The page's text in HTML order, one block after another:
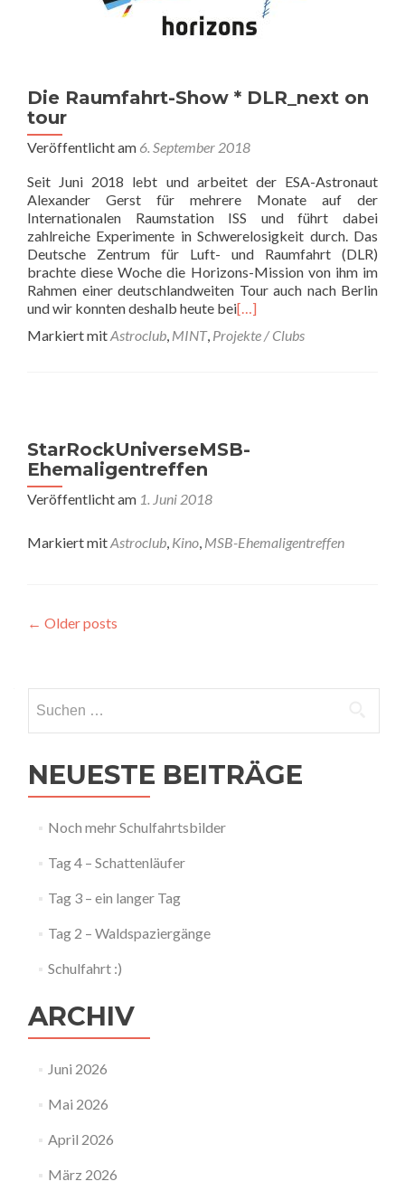
Die Raumfahrt-Show * DLR_next on
tour
Veröffentlicht am 6. September 2018
Seit Juni 2018 lebt und arbeitet der ESA-Astronaut
Alexander Gerst für mehrere Monate auf der
Internationalen Raumstation ISS und führt dabei
zahlreiche Experimente in Schwerelosigkeit durch. Das
Deutsche Zentrum für Luft- und Raumfahrt (DLR)
brachte diese Woche die Horizons-Mission von ihm im
Rahmen einer deutschlandweiten Tour auch nach Berlin
und wir konnten deshalb heute bei[…]
Markiert mitAstroclub, MINT, Projekte / Clubs
StarRockUniverseMSB-
Ehemaligentreffen
Veröffentlicht am 1. Juni 2018
Markiert mitAstroclub, Kino, MSB-Ehemaligentreffen
Posts
← Older posts
nach:
NEUESTE BEITRÄGE
Noch mehr Schulfahrtsbilder
Tag 4 – Schattenläufer
Tag 3 – ein langer Tag
Tag 2 – Waldspaziergänge
Schulfahrt :)
ARCHIV
Juni 2026
Mai 2026
April 2026
März 2026